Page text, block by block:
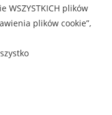
WSZYSTKICH plików
plików cookie”,